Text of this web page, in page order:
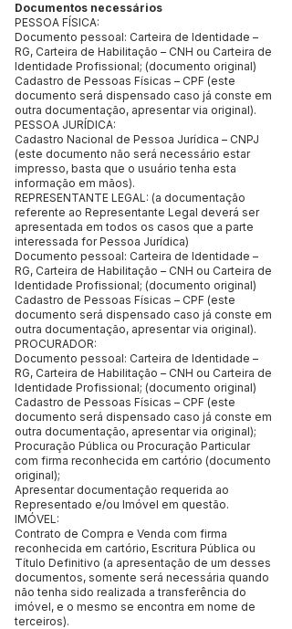
Documentos necessários
PESSOA FÍSICA:
Documento pessoal: Carteira de Identidade –
RG, Carteira de Habilitação – CNH ou Carteira de
Identidade Profissional; (documento original)
Cadastro de Pessoas Físicas – CPF (este
documento será dispensado caso já conste em
outra documentação, apresentar via original).
PESSOA JURÍDICA:
Cadastro Nacional de Pessoa Jurídica – CNPJ
(este documento não será necessário estar
impresso, basta que o usuário tenha esta
informação em mãos).
REPRESENTANTE LEGAL: (a documentação
referente ao Representante Legal deverá ser
apresentada em todos os casos que a parte
interessada for Pessoa Jurídica)
Documento pessoal: Carteira de Identidade –
RG, Carteira de Habilitação – CNH ou Carteira de
Identidade Profissional; (documento original)
Cadastro de Pessoas Físicas – CPF (este
documento será dispensado caso já conste em
outra documentação, apresentar via original).
PROCURADOR:
Documento pessoal: Carteira de Identidade –
RG, Carteira de Habilitação – CNH ou Carteira de
Identidade Profissional; (documento original)
Cadastro de Pessoas Físicas – CPF (este
documento será dispensado caso já conste em
outra documentação, apresentar via original);
Procuração Pública ou Procuração Particular
com firma reconhecida em cartório (documento
original);
Apresentar documentação requerida ao
Representado e/ou Imóvel em questão.
IMÓVEL:
Contrato de Compra e Venda com firma
reconhecida em cartório, Escritura Pública ou
Título Definitivo (a apresentação de um desses
documentos, somente será necessária quando
não tenha sido realizada a transferência do
imóvel, e o mesmo se encontra em nome de
terceiros).